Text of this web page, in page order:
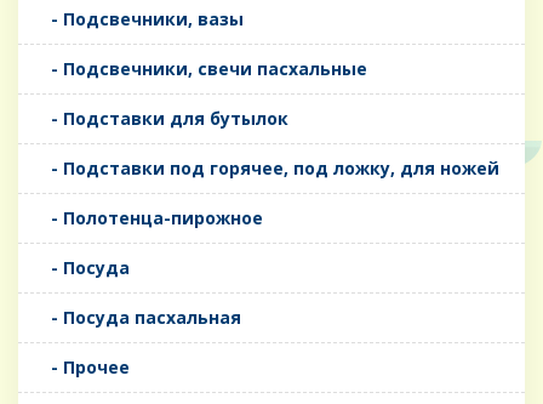
- Подсвечники, вазы
- Подсвечники, свечи пасхальные
- Подставки для бутылок
- Подставки под горячее, под ложку, для ножей
- Полотенца-пирожное
- Посуда
- Посуда пасхальная
- Прочее